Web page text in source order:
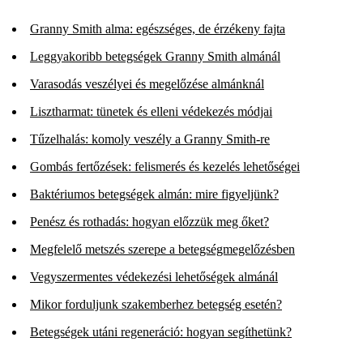
Granny Smith alma: egészséges, de érzékeny fajta
Leggyakoribb betegségek Granny Smith almánál
Varasodás veszélyei és megelőzése almánknál
Lisztharmat: tünetek és elleni védekezés módjai
Tűzelhalás: komoly veszély a Granny Smith-re
Gombás fertőzések: felismerés és kezelés lehetőségei
Baktériumos betegségek almán: mire figyeljünk?
Penész és rothadás: hogyan előzzük meg őket?
Megfelelő metszés szerepe a betegségmegelőzésben
Vegyszermentes védekezési lehetőségek almánál
Mikor forduljunk szakemberhez betegség esetén?
Betegségek utáni regeneráció: hogyan segíthetünk?